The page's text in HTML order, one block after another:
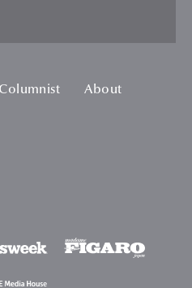
About